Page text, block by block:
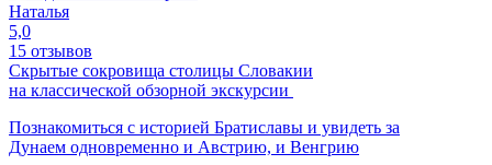
Наталья
5,0
15 отзывов
Скрытые сокровища столицы Словакии
на классической обзорной экскурсии
Познакомиться с историей Братиславы и увидеть за
Дунаем одновременно и Австрию, и Венгрию